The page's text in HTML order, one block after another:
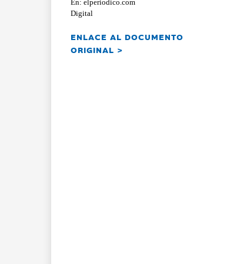
En: elperiodico.com
Digital
ENLACE AL DOCUMENTO
ORIGINAL >